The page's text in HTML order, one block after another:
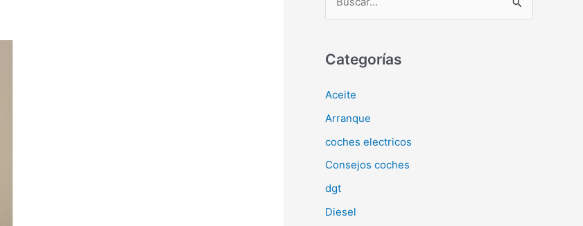
c
r
p
o
r
Categorías
Aceite
Arranque
coches electricos
Consejos coches
dgt
Diesel